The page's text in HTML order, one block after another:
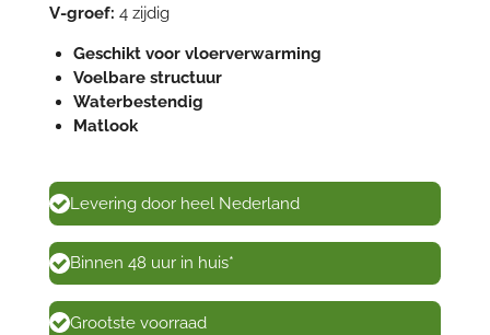
V-groef: 4 zijdig
Geschikt voor vloerverwarming
Voelbare structuur
Waterbestendig
Matlook
Levering door heel Nederland
Binnen 48 uur in huis*
Grootste voorraad